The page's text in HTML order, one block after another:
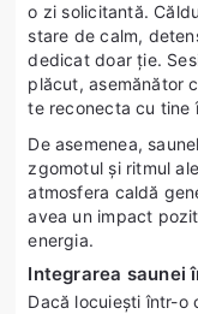
o zi solicitantă.
stare de calm,
dedicat doar ție.
plăcut, asemănător
te reconecta cu tine
De asemenea,
zgomotul și ritmul
atmosfera caldă
avea un impact
energia.
Integrarea saunei
Dacă locuiești într-o